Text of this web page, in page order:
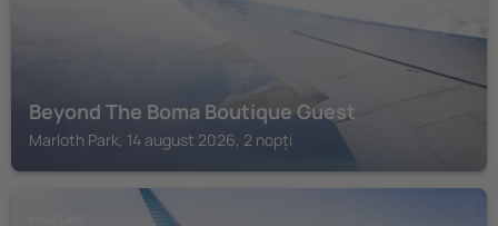
Beyond The Boma Boutique Guest
Marloth Park, 14 august 2026, 2 nopți